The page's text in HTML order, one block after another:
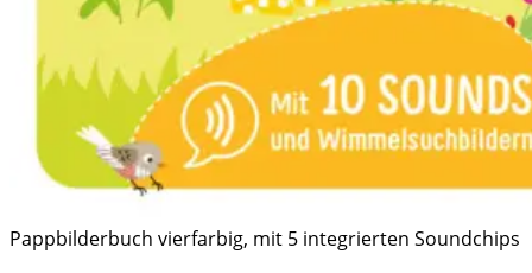
Pappbilderbuch vierfarbig, mit 5 integrierten Soundchips